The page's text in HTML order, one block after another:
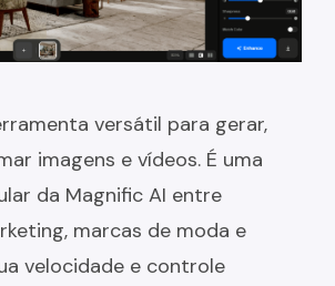
versátil para gerar,
imagens e vídeos. É uma
da Magnific AI entre
marcas de moda e
velocidade e controle